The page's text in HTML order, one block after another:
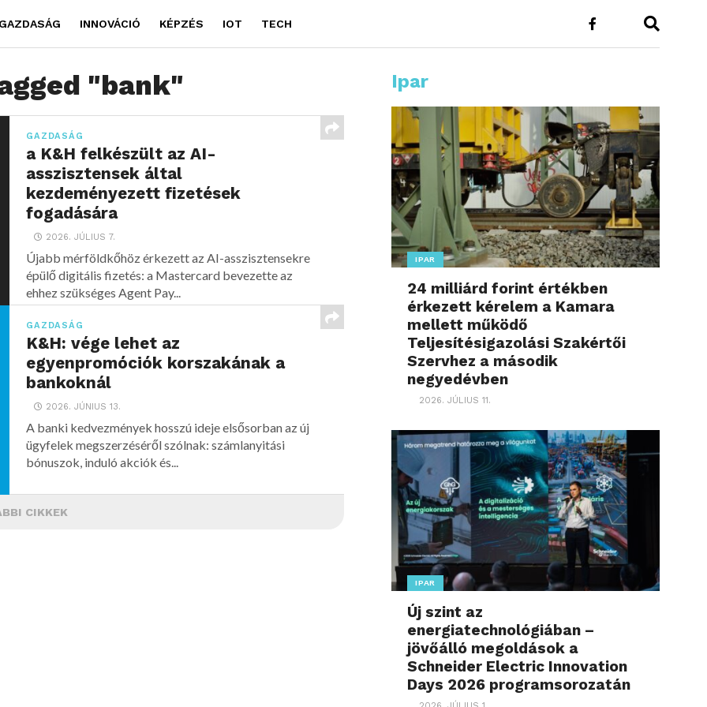
INNOVÁCIÓ KÉPZÉS IOT TECH
"bank"
GAZDASÁG
a K&H felkészült az AI-
asszisztensek által
kezdeményezett fizetések
fogadására
2026. JÚLIUS 7.
Újabb mérföldkőhöz érkezett az AI-asszisztensekre
épülő digitális fizetés: a Mastercard bevezette az
ehhez szükséges Agent Pay...
GAZDASÁG
K&H: vége lehet az
egyenpromóciók korszakának a
bankoknál
2026. JÚNIUS 13.
A banki kedvezmények hosszú ideje elsősorban az új
ügyfelek megszerzéséről szólnak: számlanyitási
bónuszok, induló akciók és...
CIKKEK
Ipar
IPAR
24 milliárd forint értékben
érkezett kérelem a Kamara
mellett működő
Teljesítésigazolási Szakértői
Szervhez a második
negyedévben
2026. JÚLIUS 11.
IPAR
Új szint az
energiatechnológiában –
jövőálló megoldások a
Schneider Electric Innovation
Days 2026 programsorozatán